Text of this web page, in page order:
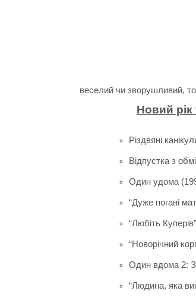
веселий чи зворушливий,
Новий
Різдвяні
Відпустка з
Один удома
“Дуже погані
“Любіть
“Новорічний
Один вдома 2:
“Людина, яка